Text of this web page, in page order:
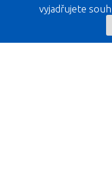
KELIWOOD
vyjadřujete